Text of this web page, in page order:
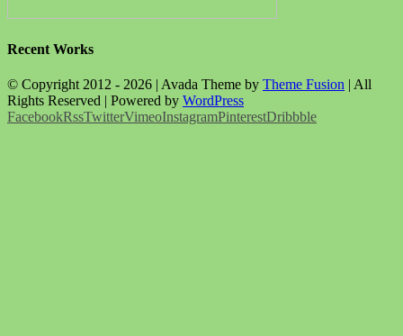
Recent Works
© Copyright 2012 - 2026 | Avada Theme by Theme Fusion | All
Rights Reserved | Powered by WordPress
FacebookRssTwitterVimeoInstagramPinterestDribbble